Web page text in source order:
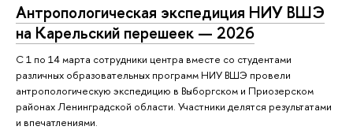
Антропологическая экспедиция НИУ ВШЭ
на Карельский перешеек — 2026
С 1 по 14 марта сотрудники центра вместе со студентами
различных образовательных программ НИУ ВШЭ провели
антропологическую экспедицию в Выборгском и Приозерском
районах Ленинградской области. Участники делятся результатами
и впечатлениями.